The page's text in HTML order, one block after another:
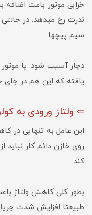
خرابی موتور باعث اضافه
ندرت رخ می­دهد. در
سیم پیچها
دچار آسیب شود. یا
یافته که این هم در جای
⇐ ولتاژ ورودی به
این عامل به تنهایی در
روی خازن دائم کار نباید
کند
بطور کلی کاهش ولتاژ
طبیعتا افزایش شدت